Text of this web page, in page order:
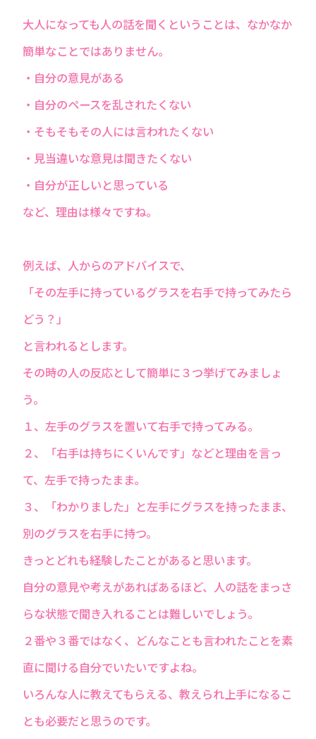
大人になっても人の話を聞くということは、なかなか
簡単なことではありません。
・自分の意見がある
・自分のペースを乱されたくない
・そもそもその人には言われたくない
・見当違いな意見は聞きたくない
・自分が正しいと思っている
など、理由は様々ですね。
例えば、人からのアドバイスで、
「その左手に持っているグラスを右手で持ってみたら
どう？」
と言われるとします。
その時の人の反応として簡単に３つ挙げてみましょ
う。
１、左手のグラスを置いて右手で持ってみる。
２、「右手は持ちにくいんです」などと理由を言っ
て、左手で持ったまま。
３、「わかりました」と左手にグラスを持ったまま、
別のグラスを右手に持つ。
きっとどれも経験したことがあると思います。
自分の意見や考えがあればあるほど、人の話をまっさ
らな状態で聞き入れることは難しいでしょう。
２番や３番ではなく、どんなことも言われたことを素
直に聞ける自分でいたいですよね。
いろんな人に教えてもらえる、教えられ上手になるこ
とも必要だと思うのです。